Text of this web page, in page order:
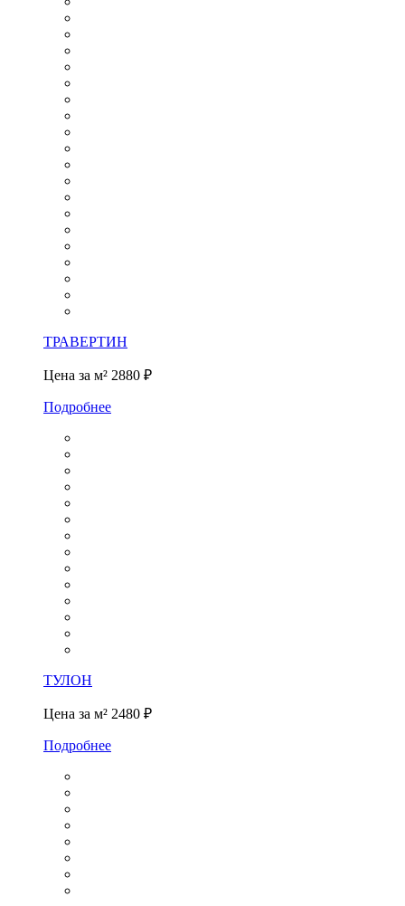
ТРАВЕРТИН
Цена за м² 2880 ₽
Подробнее
ТУЛОН
Цена за м² 2480 ₽
Подробнее